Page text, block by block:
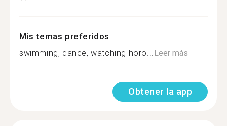
Mis temas preferidos
swimming, dance, watching horo...Leer más
Obtener la app